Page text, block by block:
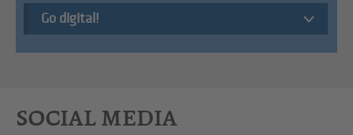
Go digital!
SOCIAL MEDIA